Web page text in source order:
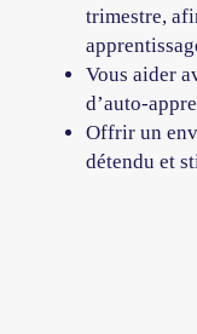
trimestre,
Vous aider
d’auto-
Offrir un
détendu et